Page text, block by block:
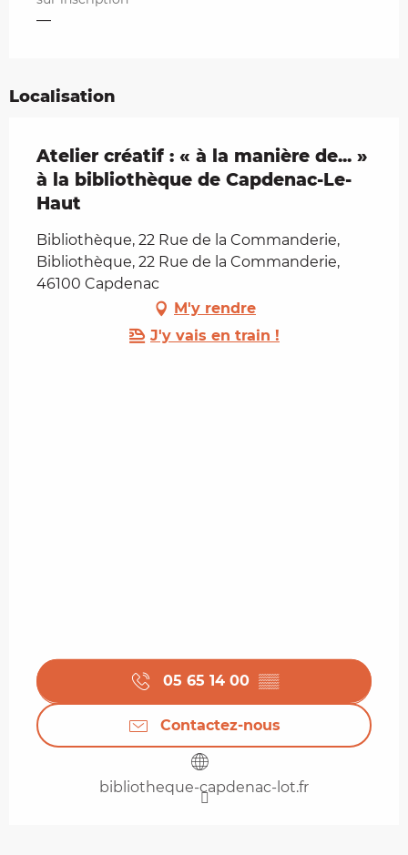
—
Localisation
Atelier créatif : « à la manière de... »
à la bibliothèque de Capdenac-Le-
Haut
Bibliothèque, 22 Rue de la Commanderie,
Bibliothèque, 22 Rue de la Commanderie,
46100 Capdenac
M'y rendre
J'y vais en train !
05 65 14 00 ▒▒
Contactez-nous
bibliotheque-capdenac-lot.fr